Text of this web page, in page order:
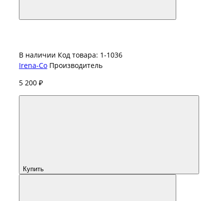
В наличии Код товара: 1-1036
Irena-Co Производитель
5 200 ₽
Купить